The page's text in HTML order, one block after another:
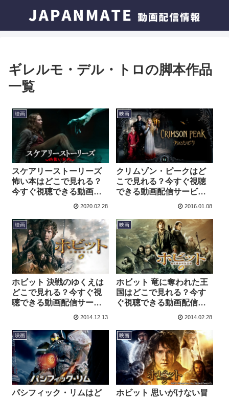
ギレルモ・デル・トロの脚本作品
一覧
映画
スケアリーストーリーズ
怖い本はどこで見れる？
今すぐ視聴できる動画配
信サービスを紹介！
2020.02.28
映画
クリムゾン・ピークはど
こで見れる？今すぐ視聴
できる動画配信サービス
2016.01.08
映画
ホビット 決戦のゆくえは
どこで見れる？今すぐ視
聴できる動画配信サービ
2014.12.13
映画
ホビット 竜に奪われた王
国はどこで見れる？今す
ぐ視聴できる動画配信サ
2014.02.28
映画
パシフィック・リムはど
映画
ホビット 思いがけない冒